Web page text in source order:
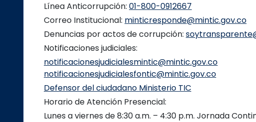
Línea Anticorrupción: 01-800-0912667
Correo Institucional: minticresponde@mintic.gov.co
Denuncias por actos de corrupción:
Notificaciones judiciales:
notificacionesjudicialesmintic@mintic.gov.co
notificacionesjudicialesfontic@mintic.gov.co
Defensor del ciudadano Ministerio TIC
Horario de Atención Presencial:
Lunes a viernes de 8:30 a.m. – 4:30 p.m. Jornada